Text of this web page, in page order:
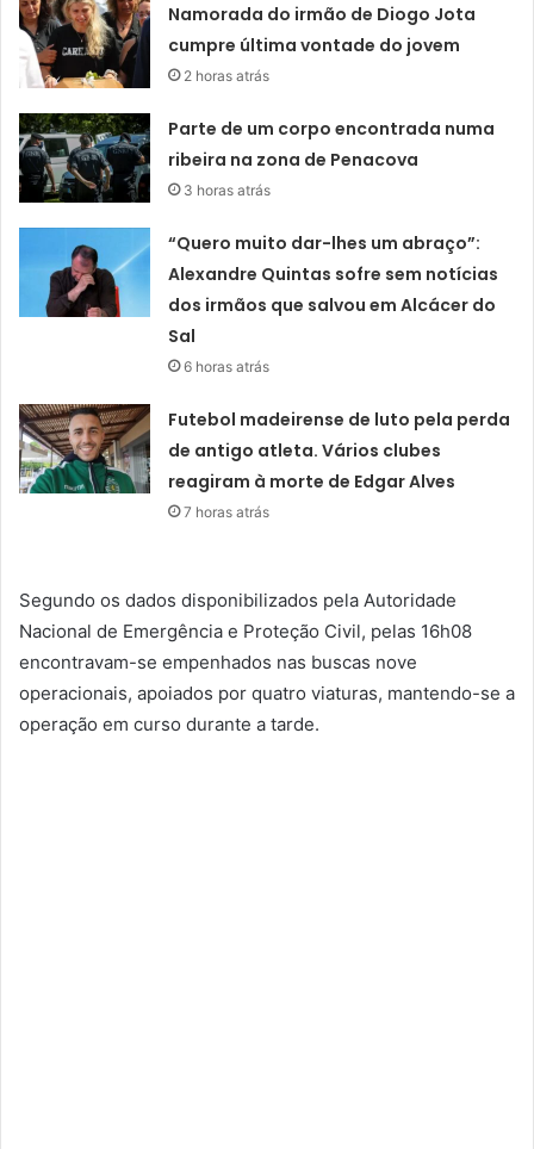
Namorada do irmão de Diogo Jota
cumpre última vontade do jovem
2 horas atrás
Parte de um corpo encontrada numa
ribeira na zona de Penacova
3 horas atrás
“Quero muito dar-lhes um abraço”:
Alexandre Quintas sofre sem notícias
dos irmãos que salvou em Alcácer do
Sal
6 horas atrás
Futebol madeirense de luto pela perda
de antigo atleta. Vários clubes
reagiram à morte de Edgar Alves
7 horas atrás
Segundo os dados disponibilizados pela Autoridade
Nacional de Emergência e Proteção Civil, pelas 16h08
encontravam-se empenhados nas buscas nove
operacionais, apoiados por quatro viaturas, mantendo-se a
operação em curso durante a tarde.